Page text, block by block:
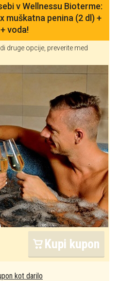
v Wellnessu Bioterme:
muškatna penina (2 dl) +
voda!
druge opcije, preverite med
Kupi kupon
kot darilo